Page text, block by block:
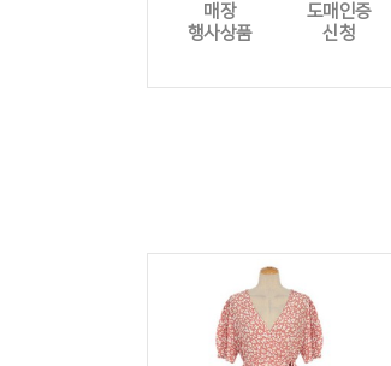
매장
행사상품
도매인증
신청